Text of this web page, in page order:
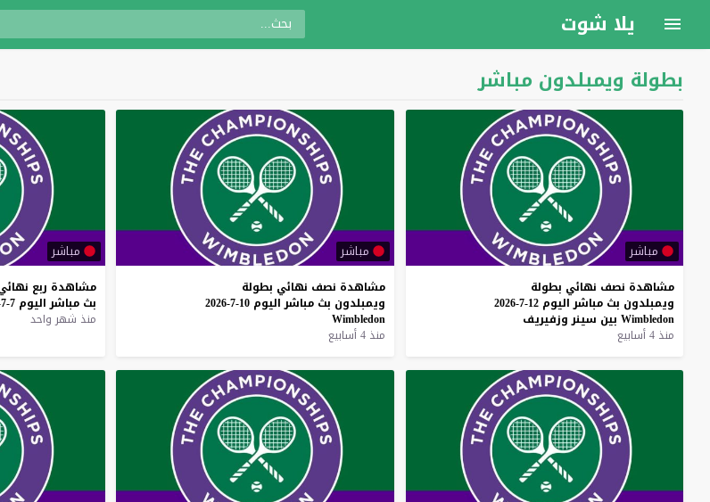
يلا شوت
بطولة ويمبلدون مباشر
مباشر
مشاهدة نصف نهائي بطولة
ويمبلدون بث مباشر اليوم 12-7-2026
Wimbledon بين سينر وزفيريف
منذ 4 أسابيع
مباشر
مشاهدة نصف نهائي بطولة
ويمبلدون بث مباشر اليوم 10-7-2026
Wimbledon
منذ 4 أسابيع
مباشر
مشاهدة ربع
بث مباشر اليوم 7-7-2026
منذ شهر واحد